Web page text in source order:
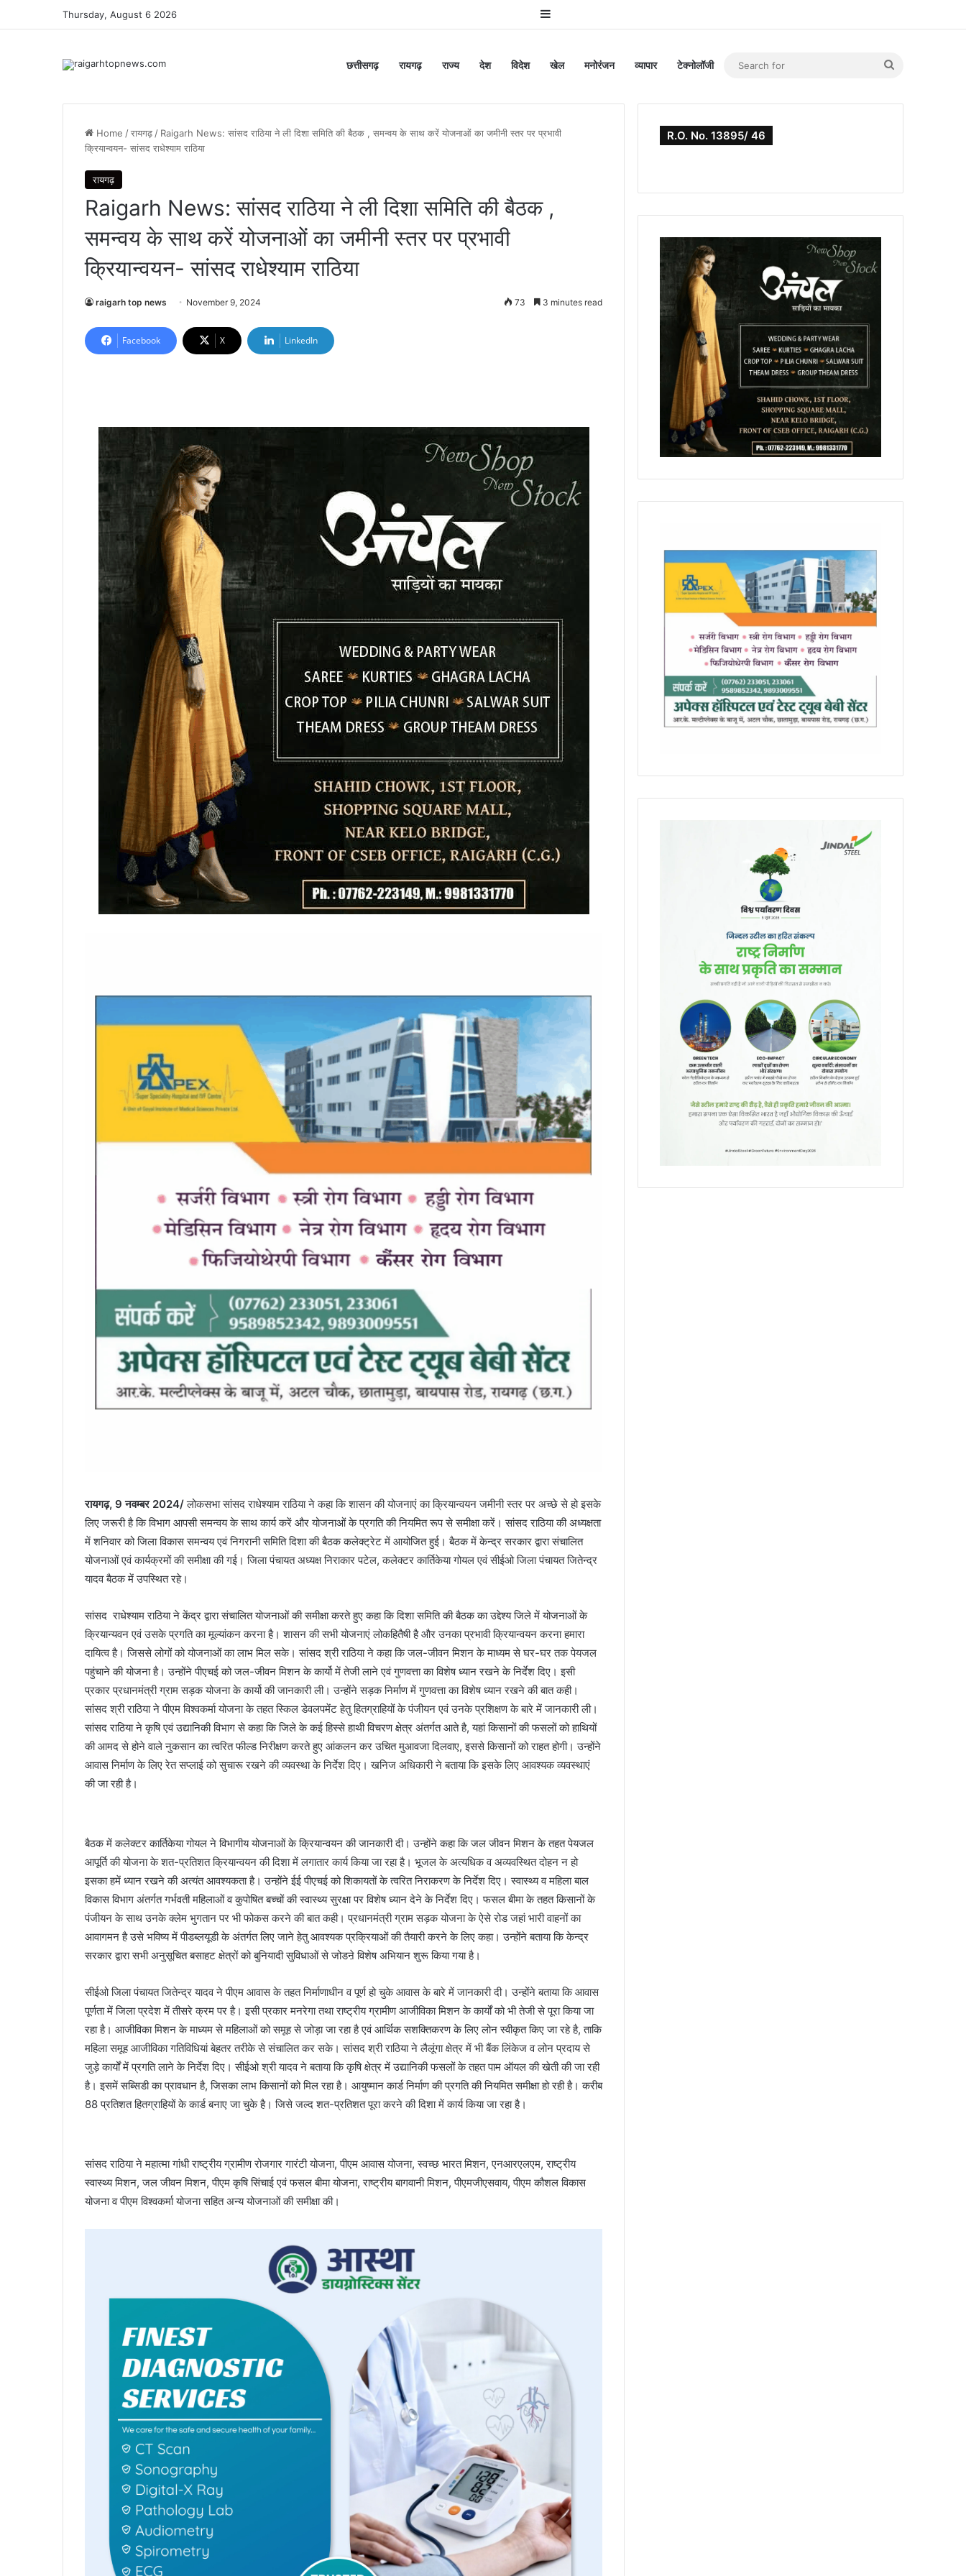
Thursday, August 6 2026 Sidebar
छत्तीसगढ़ रायगढ़ राज्य देश विदेश खेल मनोरंजन व्यापार टेक्नोलॉजी
Home /रायगढ़ / Raigarh News: सांसद राठिया ने ली दिशा समिति की बैठक , समन्वय के साथ करें योजनाओं का जमीनी स्तर पर प्रभावी
क्रियान्वयन- सांसद राधेश्याम राठिया
रायगढ़
Raigarh News: सांसद राठिया ने ली दिशा समिति की बैठक ,
समन्वय के साथ करें योजनाओं का जमीनी स्तर पर प्रभावी
क्रियान्वयन- सांसद राधेश्याम राठिया
raigarh top news November 9, 2024 73 3 minutes read
Facebook X LinkedIn
रायगढ़, 9 नवम्बर 2024/लोकसभा सांसद राधेश्याम राठिया ने कहा कि शासन की योजनाएं का क्रियान्वयन जमीनी स्तर पर अच्छे से हो इसके
लिए जरूरी है कि विभाग आपसी समन्वय के साथ कार्य करें और योजनाओं के प्रगति की नियमित रूप से समीक्षा करें। सांसद राठिया की अध्यक्षता
में शनिवार को जिला विकास समन्वय एवं निगरानी समिति दिशा की बैठक कलेक्ट्रेट में आयोजित हुई। बैठक में केन्द्र सरकार द्वारा संचालित
योजनाओं एवं कार्यक्रमों की समीक्षा की गई। जिला पंचायत अध्यक्ष निराकार पटेल, कलेक्टर कार्तिकेया गोयल एवं सीईओ जिला पंचायत जितेन्द्र
यादव बैठक में उपस्थित रहे।
सांसद राधेश्याम राठिया ने केंद्र द्वारा संचालित योजनाओं की समीक्षा करते हुए कहा कि दिशा समिति की बैठक का उद्देश्य जिले में योजनाओं के
क्रियान्यवन एवं उसके प्रगति का मूल्यांकन करना है। शासन की सभी योजनाएं लोकहितैषी है और उनका प्रभावी क्रियान्वयन करना हमारा
दायित्व है। जिससे लोगों को योजनाओं का लाभ मिल सके। सांसद श्री राठिया ने कहा कि जल-जीवन मिशन के माध्यम से घर-घर तक पेयजल
पहुंचाने की योजना है। उन्होंने पीएचई को जल-जीवन मिशन के कार्यो में तेजी लाने एवं गुणवत्ता का विशेष ध्यान रखने के निर्देश दिए। इसी
प्रकार प्रधानमंत्री ग्राम सड़क योजना के कार्यो की जानकारी ली। उन्होंने सड़क निर्माण में गुणवत्ता का विशेष ध्यान रखने की बात कही।
सांसद श्री राठिया ने पीएम विश्वकर्मा योजना के तहत स्किल डेवलपमेंट हेतु हितग्राहियों के पंजीयन एवं उनके प्रशिक्षण के बारे में जानकारी ली।
सांसद राठिया ने कृषि एवं उद्यानिकी विभाग से कहा कि जिले के कई हिस्से हाथी विचरण क्षेत्र अंतर्गत आते है, यहां किसानों की फसलों को हाथियों
की आमद से होने वाले नुकसान का त्वरित फील्ड निरीक्षण करते हुए आंकलन कर उचित मुआवजा दिलवाए, इससे किसानों को राहत होगी। उन्होंने
आवास निर्माण के लिए रेत सप्लाई को सुचारू रखने की व्यवस्था के निर्देश दिए। खनिज अधिकारी ने बताया कि इसके लिए आवश्यक व्यवस्थाएं
की जा रही है।
बैठक में कलेक्टर कार्तिकेया गोयल ने विभागीय योजनाओं के क्रियान्वयन की जानकारी दी। उन्होंने कहा कि जल जीवन मिशन के तहत पेयजल
आपूर्ति की योजना के शत-प्रतिशत क्रियान्वयन की दिशा में लगातार कार्य किया जा रहा है। भूजल के अत्यधिक व अव्यवस्थित दोहन न हो
इसका हमें ध्यान रखने की अत्यंत आवश्यकता है। उन्होंने ईई पीएचई को शिकायतों के त्वरित निराकरण के निर्देश दिए। स्वास्थ्य व महिला बाल
विकास विभाग अंतर्गत गर्भवती महिलाओं व कुपोषित बच्चों की स्वास्थ्य सुरक्षा पर विशेष ध्यान देने के निर्देश दिए। फसल बीमा के तहत किसानों के
पंजीयन के साथ उनके क्लेम भुगतान पर भी फोकस करने की बात कही। प्रधानमंत्री ग्राम सड़क योजना के ऐसे रोड जहां भारी वाहनों का
आवागमन है उसे भविष्य में पीडब्लयूडी के अंतर्गत लिए जाने हेतु आवश्यक प्रक्रियाओं की तैयारी करने के लिए कहा। उन्होंने बताया कि केन्द्र
सरकार द्वारा सभी अनुसूचित बसाहट क्षेत्रों को बुनियादी सुविधाओं से जोडऩे विशेष अभियान शुरू किया गया है।
सीईओ जिला पंचायत जितेन्द्र यादव ने पीएम आवास के तहत निर्माणाधीन व पूर्ण हो चुके आवास के बारे में जानकारी दी। उन्होंने बताया कि आवास
पूर्णता में जिला प्रदेश में तीसरे क्रम पर है। इसी प्रकार मनरेगा तथा राष्ट्रीय ग्रामीण आजीविका मिशन के कार्यों को भी तेजी से पूरा किया जा
रहा है। आजीविका मिशन के माध्यम से महिलाओं को समूह से जोड़ा जा रहा है एवं आर्थिक सशक्तिकरण के लिए लोन स्वीकृत किए जा रहे है, ताकि
महिला समूह आजीविका गतिविधियां बेहतर तरीके से संचालित कर सके। सांसद श्री राठिया ने लैलूंगा क्षेत्र में भी बैंक लिंकेज व लोन प्रदाय से
जुड़े कार्यों में प्रगति लाने के निर्देश दिए। सीईओ श्री यादव ने बताया कि कृषि क्षेत्र में उद्यानिकी फसलों के तहत पाम ऑयल की खेती की जा रही
है। इसमें सब्सिडी का प्रावधान है, जिसका लाभ किसानों को मिल रहा है। आयुष्मान कार्ड निर्माण की प्रगति की नियमित समीक्षा हो रही है। करीब
88 प्रतिशत हितग्राहियों के कार्ड बनाए जा चुके है। जिसे जल्द शत-प्रतिशत पूरा करने की दिशा में कार्य किया जा रहा है।
सांसद राठिया ने महात्मा गांधी राष्ट्रीय ग्रामीण रोजगार गारंटी योजना, पीएम आवास योजना, स्वच्छ भारत मिशन, एनआरएलएम, राष्ट्रीय
स्वास्थ्य मिशन, जल जीवन मिशन, पीएम कृषि सिंचाई एवं फसल बीमा योजना, राष्ट्रीय बागवानी मिशन, पीएमजीएसवाय, पीएम कौशल विकास
योजना व पीएम विश्वकर्मा योजना सहित अन्य योजनाओं की समीक्षा की।
R.O. No. 13895/ 46